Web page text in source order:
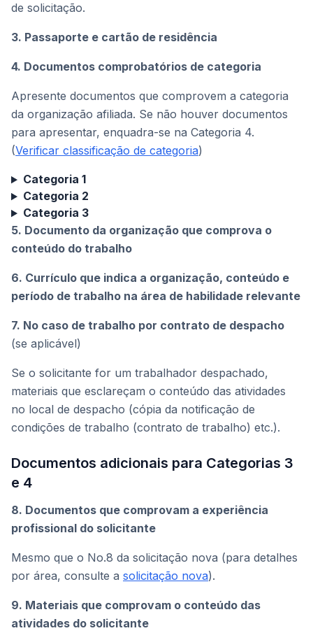
de solicitação.
3. Passaporte e cartão de residência
4. Documentos comprobatórios de categoria
Apresente documentos que comprovem a categoria
da organização afiliada. Se não houver documentos
para apresentar, enquadra-se na Categoria 4.
(Verificar classificação de categoria)
Categoria 1
Categoria 2
Categoria 3
5. Documento da organização que comprova o
conteúdo do trabalho
6. Currículo que indica a organização, conteúdo e
período de trabalho na área de habilidade relevante
7. No caso de trabalho por contrato de despacho
(se aplicável)
Se o solicitante for um trabalhador despachado,
materiais que esclareçam o conteúdo das atividades
no local de despacho (cópia da notificação de
condições de trabalho (contrato de trabalho) etc.).
Documentos adicionais para Categorias 3
e 4
8. Documentos que comprovam a experiência
profissional do solicitante
Mesmo que o No.8 da solicitação nova (para detalhes
por área, consulte a solicitação nova).
9. Materiais que comprovam o conteúdo das
atividades do solicitante